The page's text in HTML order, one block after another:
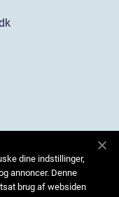
dine indstillinger,
annoncer. Denne
brug af websiden